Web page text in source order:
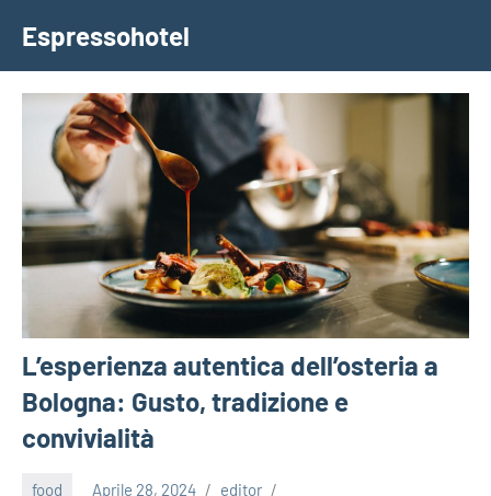
contenuto
Espressohotel
Dove
le
Notizie
Trovano
Casa
L’esperienza autentica dell’osteria a
Bologna: Gusto, tradizione e
convivialità
food Aprile 28, 2024 editor